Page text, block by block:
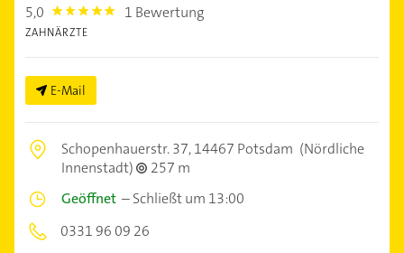
5,0 5.0 1 Bewertung
ZAHNÄRZTE
E-Mail
Schopenhauerstr. 37,14467 Potsdam (Nördliche
Innenstadt)
257 m
Geöffnet –Schließt um 13:00
0331 96 09 26